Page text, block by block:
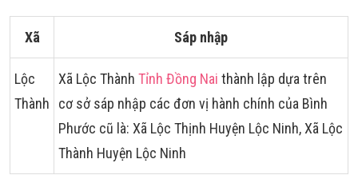
Xã Sáp nhập
Lộc
Thành
Xã Lộc Thành Tỉnh Đồng Nai thành lập dựa trên
cơ sở sáp nhập các đơn vị hành chính của Bình
Phước cũ là: Xã Lộc Thịnh Huyện Lộc Ninh, Xã Lộc
Thành Huyện Lộc Ninh